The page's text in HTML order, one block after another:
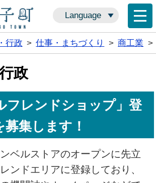
Language
行政 > 仕事・まちづくり > 商工業 >
政
フレンドショップ」登
集します！
ベルストアのオープンに先立
ンドエリアに登録しており、